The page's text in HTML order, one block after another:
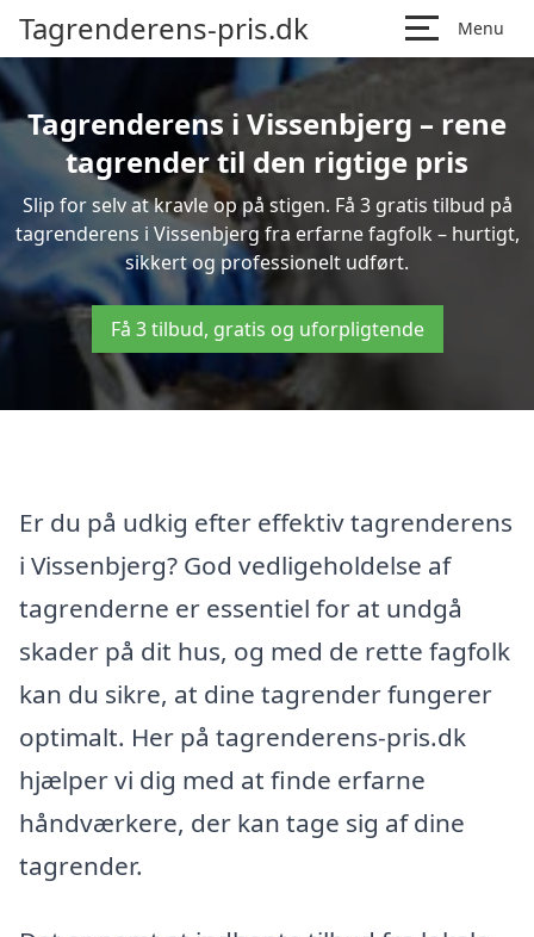
Tagrenderens-pris.dk Menu
Tagrenderens i Vissenbjerg – rene
tagrender til den rigtige pris
Slip for selv at kravle op på stigen. Få 3 gratis tilbud på
tagrenderens i Vissenbjerg fra erfarne fagfolk – hurtigt,
sikkert og professionelt udført.
Få 3 tilbud, gratis og uforpligtende
Er du på udkig efter effektiv tagrenderens
i Vissenbjerg? God vedligeholdelse af
tagrenderne er essentiel for at undgå
skader på dit hus, og med de rette fagfolk
kan du sikre, at dine tagrender fungerer
optimalt. Her på tagrenderens-pris.dk
hjælper vi dig med at finde erfarne
håndværkere, der kan tage sig af dine
tagrender.